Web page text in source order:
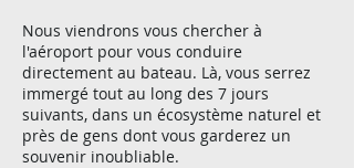
Nous viendrons vous chercher à
l'aéroport pour vous conduire
directement au bateau. Là, vous serrez
immergé tout au long des 7 jours
suivants, dans un écosystème naturel et
près de gens dont vous garderez un
souvenir inoubliable.